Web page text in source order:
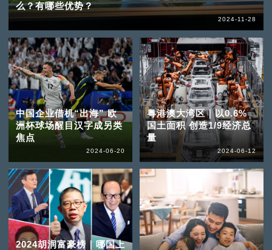
么？有哪些优势？
2024-11-28
中国企业借机“出海” 欧
洲杯球场醒目汉字成另类
焦点
2024-06-20
粤港澳大湾区｜以0.6%
国土面积 创造1/9经济总
量
2024-06-12
2024胡润富豪榜｜哪国上